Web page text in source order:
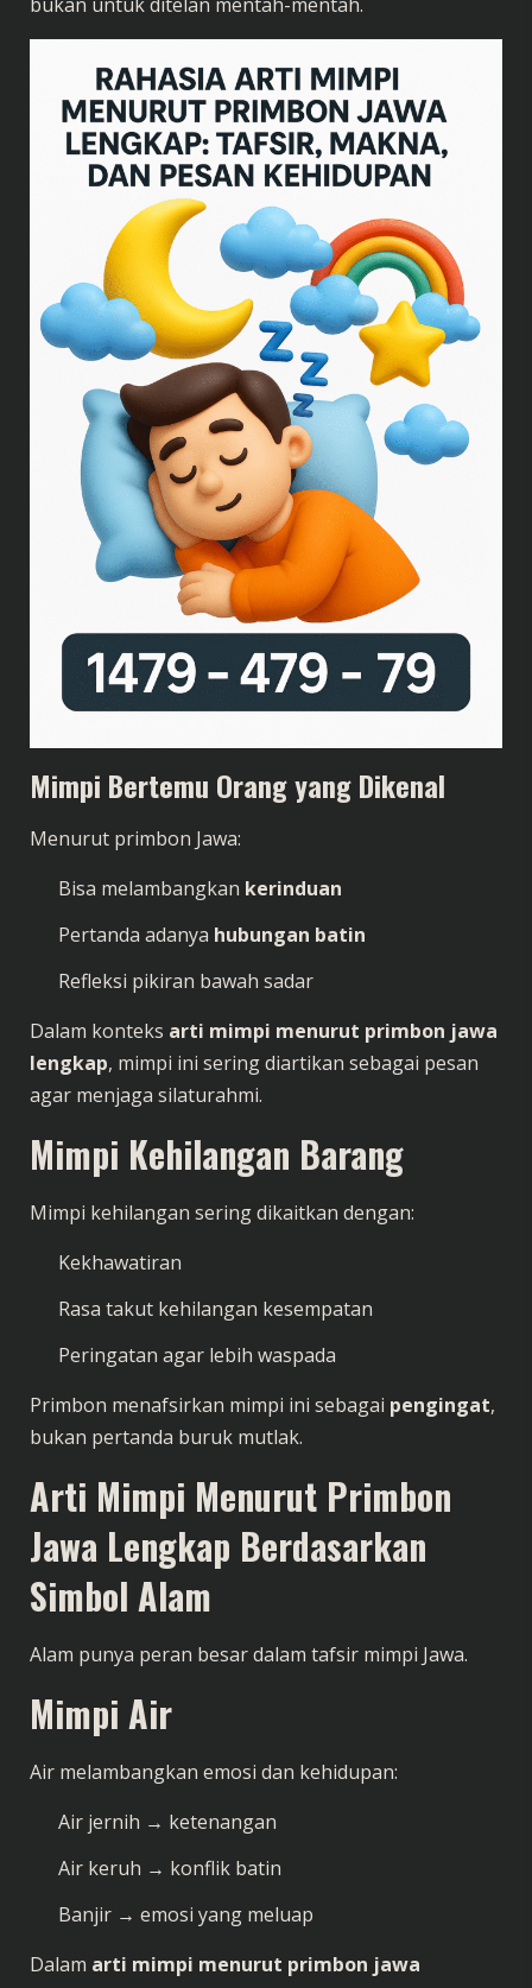
Mimpi Bertemu Orang yang Dikenal
Menurut primbon Jawa:
Bisa melambangkan kerinduan
Pertanda adanya hubungan batin
Refleksi pikiran bawah sadar
Dalam konteks arti mimpi menurut primbon jawa
lengkap, mimpi ini sering diartikan sebagai pesan
agar menjaga silaturahmi.
Mimpi Kehilangan Barang
Mimpi kehilangan sering dikaitkan dengan:
Kekhawatiran
Rasa takut kehilangan kesempatan
Peringatan agar lebih waspada
Primbon menafsirkan mimpi ini sebagai pengingat,
bukan pertanda buruk mutlak.
Arti Mimpi Menurut Primbon
Jawa Lengkap Berdasarkan
Simbol Alam
Alam punya peran besar dalam tafsir mimpi Jawa.
Mimpi Air
Air melambangkan emosi dan kehidupan:
Air jernih → ketenangan
Air keruh → konflik batin
Banjir → emosi yang meluap
Dalam arti mimpi menurut primbon jawa